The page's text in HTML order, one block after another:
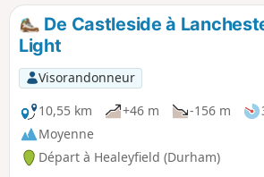
De Castleside à
Light
Visorandonneur
10,55 km
+46 m -156 m
Moyenne
Départ à Healeyfield (Durham)